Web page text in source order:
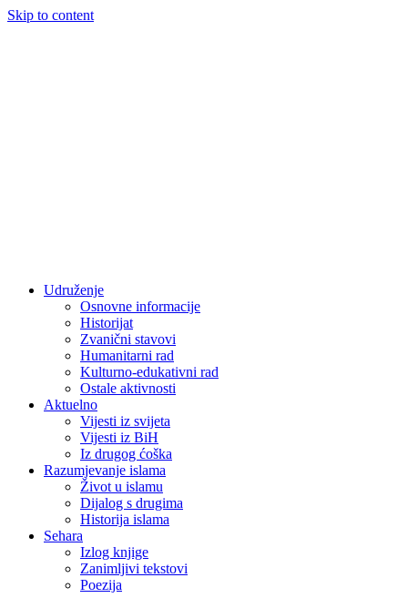
Skip to content
Udruženje
Osnovne informacije
Historijat
Zvanični stavovi
Humanitarni rad
Kulturno-edukativni rad
Ostale aktivnosti
Aktuelno
Vijesti iz svijeta
Vijesti iz BiH
Iz drugog ćoška
Razumjevanje islama
Život u islamu
Dijalog s drugima
Historija islama
Sehara
Izlog knjige
Zanimljivi tekstovi
Poezija